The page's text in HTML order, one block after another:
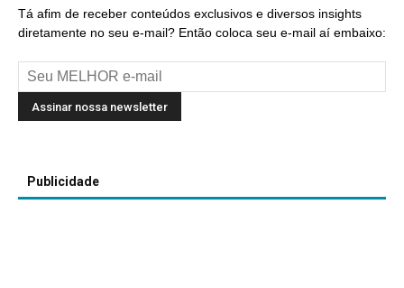
Tá afim de receber conteúdos exclusivos e diversos insights
diretamente no seu e-mail? Então coloca seu e-mail aí embaixo:
Publicidade